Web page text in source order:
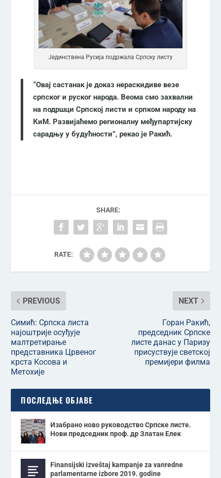
Јединствена Русија подржала Српску листу
“Овај састанак је доказ нераскидиве везе
српског и руског народа. Веома смо захвални
на подршци Српској листи и српком народу на
КиМ. Развијаћемо регионалну међупартијску
сарадњу у будућности”, рекао је Ракић.
SHARE:
RATE:
PREVIOUS
Симић: Српска листа
најоштрије осуђује
малтретирање
представника Црвеног
крста Косова и
Метохије
NEXT
Горан Ракић,
председник Српске
листе данас у Паризу
присуствује светској
премијери филма
ПОСЛЕДЊЕ ОБЈАВЕ
Изабрано ново руководство Српске листе.
Нови председник проф. др Златан Елек
Finansijski izveštaj kampanje za vanredne
parlamentarne izbore 2019. godine